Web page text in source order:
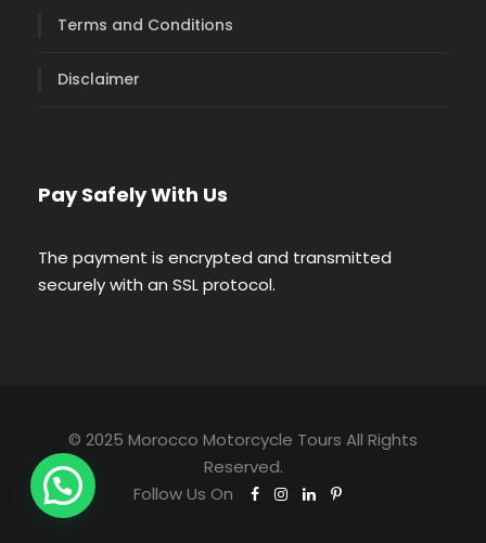
Terms and Conditions
Disclaimer
Pay Safely With Us
The payment is encrypted and transmitted
securely with an SSL protocol.
© 2025 Morocco Motorcycle Tours All Rights
Reserved.
Follow Us On